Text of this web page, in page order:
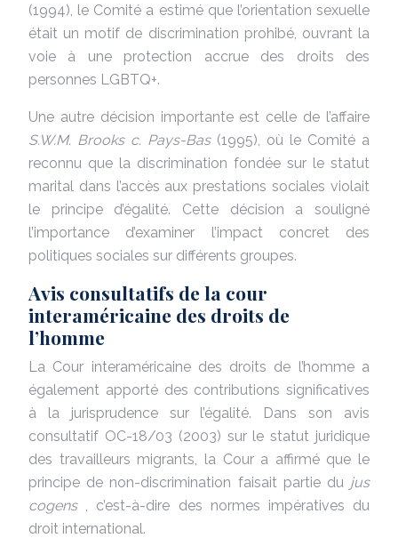
(1994), le Comité a estimé que l’orientation sexuelle
était un motif de discrimination prohibé, ouvrant la
voie à une protection accrue des droits des
personnes LGBTQ+.
Une autre décision importante est celle de l’affaire
S.W.M. Brooks c. Pays-Bas (1995), où le Comité a
reconnu que la discrimination fondée sur le statut
marital dans l’accès aux prestations sociales violait
le principe d’égalité. Cette décision a souligné
l’importance d’examiner l’impact concret des
politiques sociales sur différents groupes.
Avis consultatifs de la cour
interaméricaine des droits de
l’homme
La Cour interaméricaine des droits de l’homme a
également apporté des contributions significatives
à la jurisprudence sur l’égalité. Dans son avis
consultatif OC-18/03 (2003) sur le statut juridique
des travailleurs migrants, la Cour a affirmé que le
principe de non-discrimination faisait partie du jus
cogens
, c’est-à-dire des normes impératives du
droit international.